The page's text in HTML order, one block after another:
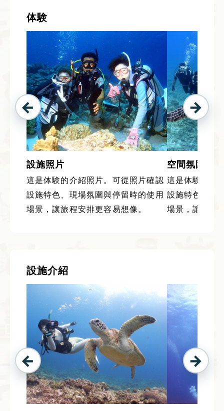
体験
設施照片
這是体験的介紹照片。可從照片確認
設施特色、現場氛圍與停留時的使用
場景，讓旅程安排更容易想像。
空間氛圍
這是体験的介
設施特色、現
場景，讓旅程
設施介紹